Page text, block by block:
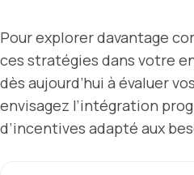
Pour explorer davantage
ces stratégies dans votre
dès aujourd’hui à évaluer
envisagez l’intégration
d’incentives adapté aux